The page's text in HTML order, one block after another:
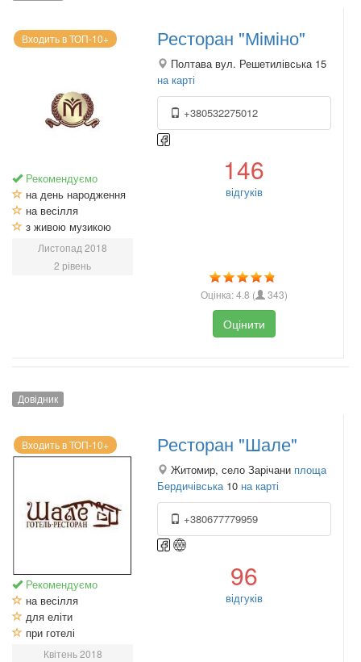
Входить в ТОП-10+
Рекомендуємо
на день народження
на весілля
з живою музикою
Листопад 2018
2 рівень
Ресторан "Міміно"
Полтава вул. Решетилівська 15
на карті
+380532275012
146
відгуків
Оцінка:4.8 ( 343)
Оцінити
Довідник
Входить в ТОП-10+
Рекомендуємо
на весілля
для еліти
при готелі
Квітень 2018
Ресторан "Шале"
Житомир, село Зарічани площа
Бердичівська 10 на карті
+380677779959
96
відгуків